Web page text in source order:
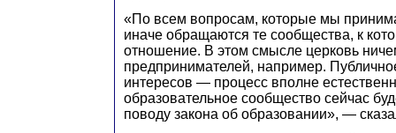
«По всем вопросам, которые мы
иначе обращаются те сообщества, к
отношение. В этом смысле церковь
предпринимателей, например.
интересов — процесс вполне
образовательное сообщество сейчас
поводу закона об образовании», —